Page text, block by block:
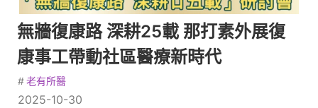
無牆復康路 深耕25載 那打素外展復
康事工帶動社區醫療新時代
# 老有所醫
2025-10-30